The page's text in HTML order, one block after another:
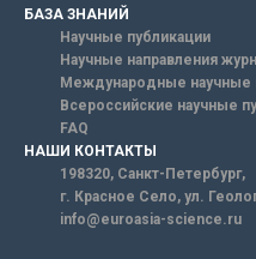
БАЗА ЗНАНИЙ
Научные публикации
Научные направления
Международные научные
Всероссийские научные
FAQ
НАШИ КОНТАКТЫ
198320, Санкт-Петербург,
г. Красное Село, ул.
info@euroasia-science.ru